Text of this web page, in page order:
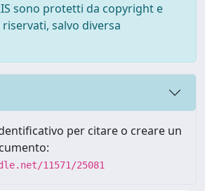
sono protetti da copyright e
salvo diversa
per citare o creare un
11571/25081